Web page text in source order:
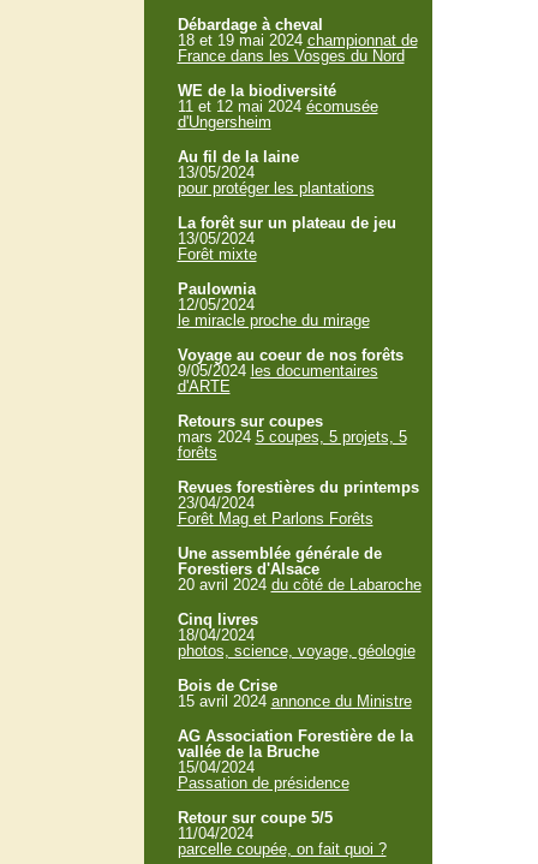
Débardage à cheval
18 et 19 mai 2024 championnat de
France dans les Vosges du Nord
WE de la biodiversité
11 et 12 mai 2024 écomusée
d'Ungersheim
Au fil de la laine
13/05/2024
pour protéger les plantations
La forêt sur un plateau de jeu
13/05/2024
Forêt mixte
Paulownia
12/05/2024
le miracle proche du mirage
Voyage au coeur de nos forêts
9/05/2024 les documentaires
d'ARTE
Retours sur coupes
mars 2024 5 coupes, 5 projets, 5
forêts
Revues forestières du printemps
23/04/2024
Forêt Mag et Parlons Forêts
Une assemblée générale de
Forestiers d'Alsace
20 avril 2024 du côté de Labaroche
Cinq livres
18/04/2024
photos, science, voyage, géologie
Bois de Crise
15 avril 2024 annonce du Ministre
AG Association Forestière de la
vallée de la Bruche
15/04/2024
Passation de présidence
Retour sur coupe 5/5
11/04/2024
parcelle coupée, on fait quoi ?